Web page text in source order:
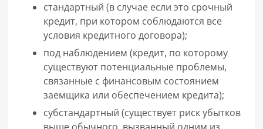
стандартный (в случае если это срочный
кредит, при котором соблюдаются все
условия кредитного договора);
под наблюдением (кредит, по которому
существуют потенциальные проблемы,
связанные с финансовым состоянием
заемщика или обеспечением кредита);
субстандартный (существует риск убытков